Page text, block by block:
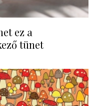
ez a
tünet